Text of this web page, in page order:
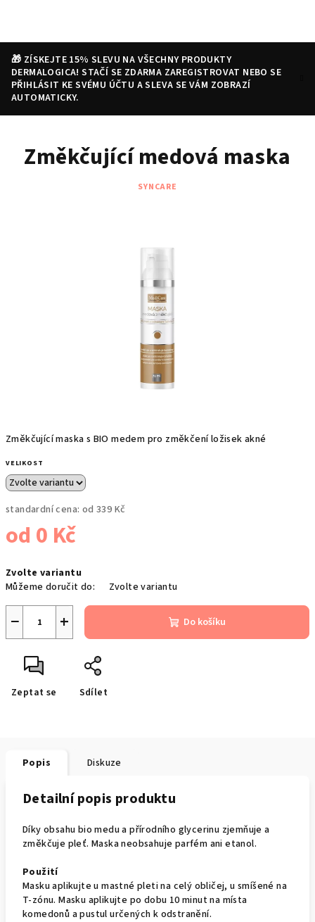
🎁 ZÍSKEJTE 15% SLEVU NA VŠECHNY PRODUKTY
DERMALOGICA! STAČÍ SE ZDARMA ZAREGISTROVAT NEBO SE
PŘIHLÁSIT KE SVÉMU ÚČTU A SLEVA SE VÁM ZOBRAZÍ
AUTOMATICKY.
HledatPřihlášeníNákupní
košík
Změkčující maska s BIO medem pro změkčení ložisek akné
VELIKOST
standardní cena: od 339 Kč
od 0 Kč
cena:
Zvolte variantu
Můžeme doručit do:
Zvolte variantu
+
− Do košíku
Zeptat se Sdílet
Změkčující medová maska
SYNCARE
Popis Diskuze
Detailní popis produktu
Díky obsahu bio medu a přírodního glycerinu zjemňuje a
změkčuje pleť. Maska neobsahuje parfém ani etanol.
Použití
Masku aplikujte u mastné pleti na celý obličej, u smíšené na
T-zónu. Masku aplikujte po dobu 10 minut na místa
komedonů a pustul určených k odstranění.